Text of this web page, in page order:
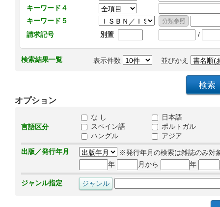
キーワード４
キーワード５
請求記号
別置 /
検索結果一覧 表示件数 並びかえ
オプション
言語区分
な し
日本語
スペイン語
ポルトガル
ハングル
アジア
出版／発行年月
※発行年月の検索は雑誌のみ対
年
月から 年
ジャンル指定